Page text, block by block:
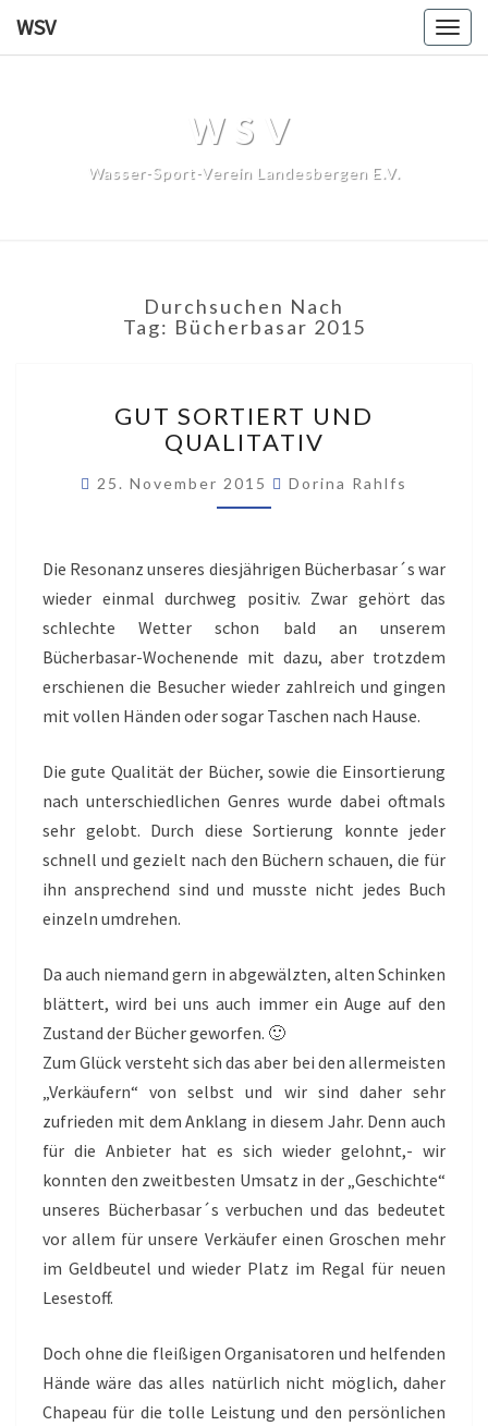
WSV
WSV
Wasser-Sport-Verein Landesbergen E.V.
Durchsuchen Nach
Tag: Bücherbasar 2015
SORTIERT
UND
GUT SORTIERT UND
QUALITATIV
25. November 2015 Dorina Rahlfs
Die Resonanz unseres diesjährigen Bücherbasar´s war
wieder einmal durchweg positiv. Zwar gehört das
schlechte Wetter schon bald an unserem
Bücherbasar-Wochenende mit dazu, aber trotzdem
erschienen die Besucher wieder zahlreich und gingen
mit vollen Händen oder sogar Taschen nach Hause.
Die gute Qualität der Bücher, sowie die Einsortierung
nach unterschiedlichen Genres wurde dabei oftmals
sehr gelobt. Durch diese Sortierung konnte jeder
schnell und gezielt nach den Büchern schauen, die für
ihn ansprechend sind und musste nicht jedes Buch
einzeln umdrehen.
Da auch niemand gern in abgewälzten, alten Schinken
blättert, wird bei uns auch immer ein Auge auf den
Zustand der Bücher geworfen. 🙂
Zum Glück versteht sich das aber bei den allermeisten
„Verkäufern“ von selbst und wir sind daher sehr
zufrieden mit dem Anklang in diesem Jahr. Denn auch
für die Anbieter hat es sich wieder gelohnt,- wir
konnten den zweitbesten Umsatz in der „Geschichte“
unseres Bücherbasar´s verbuchen und das bedeutet
vor allem für unsere Verkäufer einen Groschen mehr
im Geldbeutel und wieder Platz im Regal für neuen
Lesestoff.
Doch ohne die fleißigen Organisatoren und helfenden
Hände wäre das alles natürlich nicht möglich, daher
Chapeau für die tolle Leistung und den persönlichen